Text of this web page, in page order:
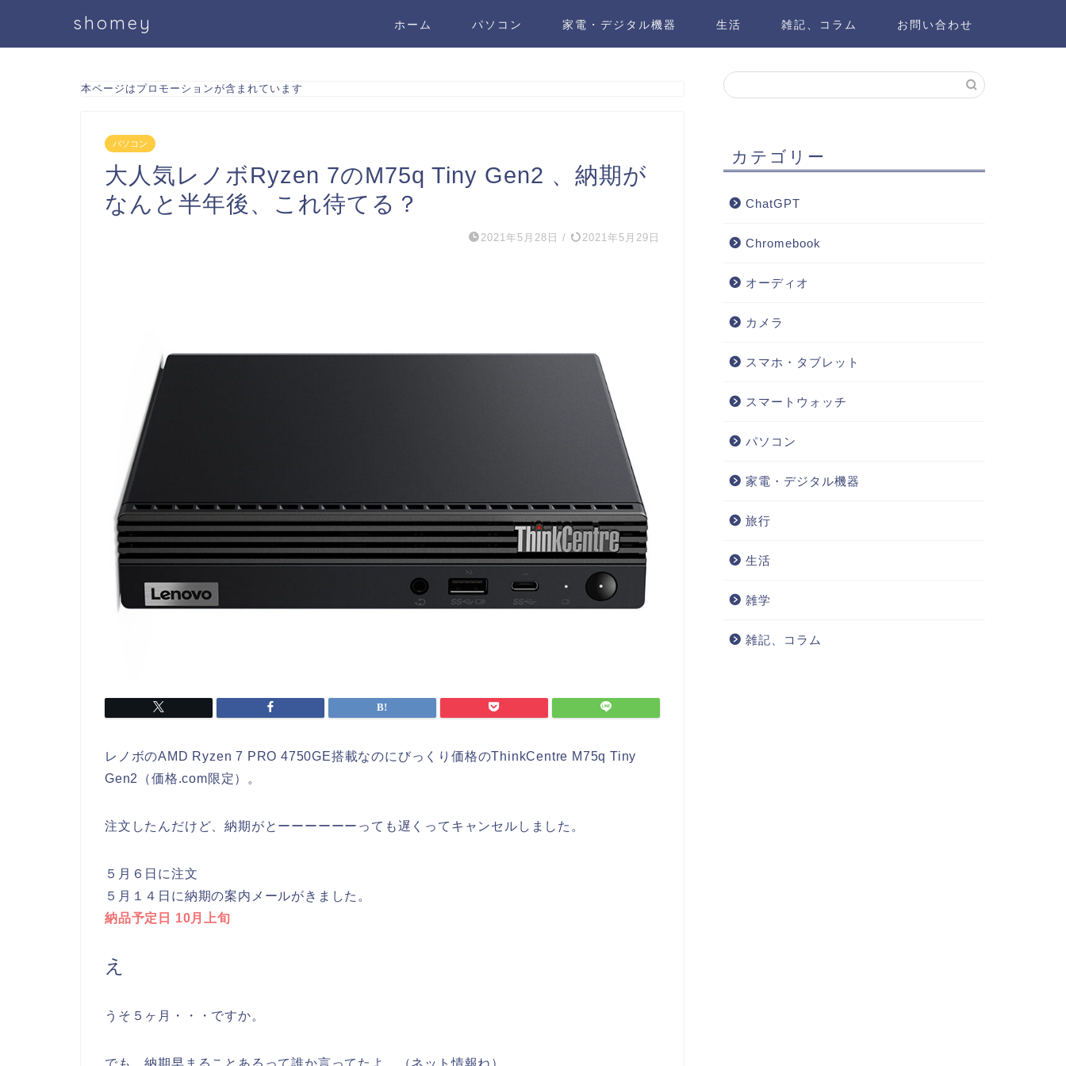
shomey ホーム パソコン 家電・デジタル機器 生活 雑記、コラム お問い合わせ
本ページはプロモーションが含まれています
パソコン
大人気レノボRyzen 7のM75q Tiny Gen2 、納期が
なんと半年後、これ待てる？
2021年5月28日 / 2021年5月29日
レノボのAMD Ryzen 7 PRO 4750GE搭載なのにびっくり価格のThinkCentre M75q Tiny
Gen2（価格.com限定）。
注文したんだけど、納期がとーーーーーーっても遅くってキャンセルしました。
５月６日に注文
５月１４日に納期の案内メールがきました。
納品予定日 10月上旬
え
うそ５ヶ月・・・ですか。
カテゴリー
ChatGPT
Chromebook
オーディオ
カメラ
スマホ・タブレット
スマートウォッチ
パソコン
家電・デジタル機器
旅行
生活
雑学
雑記、コラム